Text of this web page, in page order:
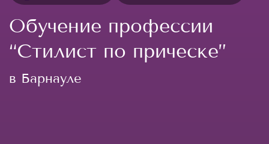
Обучение профессии
“Стилист по прическе”
в Барнауле